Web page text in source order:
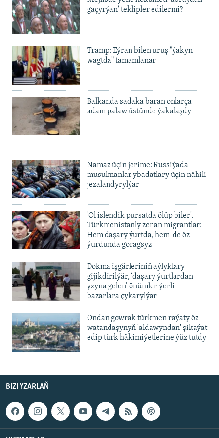
gaçyrýan' teklipler edilermi?
Tramp: Eýran bilen uruş "ýakyn
wagtda" tamamlanar
Balkanda sadaka baran onlarça
adam palaw üstünde ýakalaşdy
Namaz üçin jerime: Russiýada
musulmanlar ybadatlary üçin nähili
jezalandyrylýar
'Ol islendik pursatda ölüp biler'.
Türkmenistanly zenan migrantlar:
Hem daşary ýurtda, hem-de öz
ýurdunda goragsyz
Dokma işgärleriniň aýlyklary
gijikdirilýär, ‘daşary ýurtlardan
yzyna gelen’ önümler ýerli
bazarlara çykarylýar
Ondan gowrak türkmen raýaty öz
watandaşynyň 'aldawyndan' şikaýat
edip türk häkimiýetlerine ýüz tutdy
BIZI YZARLAŇ